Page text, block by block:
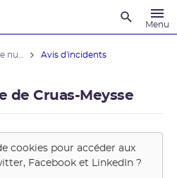
Menu
Avis d'incidents
de Cruas-Meysse
cookies pour accéder aux
Facebook et LinkedIn ?